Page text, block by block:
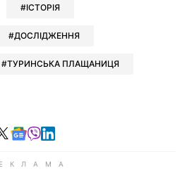
ІСТОРІЯ
ДОСЛІДЖЕННЯ
ТУРИНСЬКА ПЛАЩАНИЦЯ
у Telegram
у Facebook
Читайте у X
Читайте у Google news
Читайте у Viber
Читайте у LinkedIn